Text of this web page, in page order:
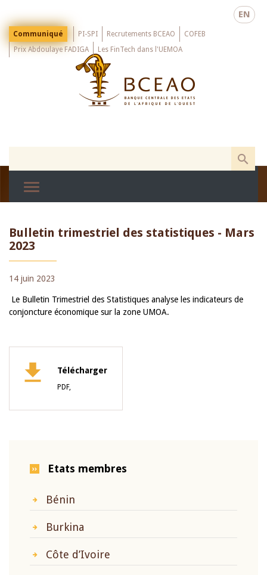
main
EN
Menu
Top
Communiqué PI-SPI Recrutements BCEAO
COFEB
Prix Abdoulaye FADIGA
Les FinTech dans l'UEMOA
Bulletin trimestriel des statistiques - Mars
2023
14 juin 2023
Le Bulletin Trimestriel des Statistiques analyse les indicateurs de
conjoncture économique sur la zone UMOA.
Télécharger
PDF,
Etats membres
Bénin
Burkina
Côte d’Ivoire